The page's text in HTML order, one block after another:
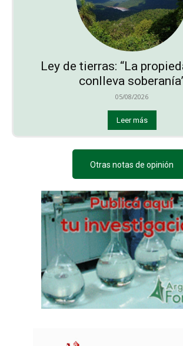
Ley de tierras: “La
conlleva
05/08/2026
Leer más
Otras notas de opinión